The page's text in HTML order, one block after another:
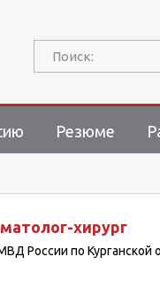
Поиск:
Резюме
хирург
России по Курганской